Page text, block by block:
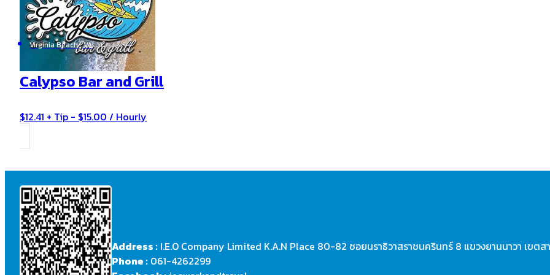
Virginia Beach , VA
Calypso Bar and Grill
$12.41 + Tip - $15.00 / Hourly
Address : I.E.O Company Limited K.A.N Place 80-82 ซอยนราธิวาสราชนครินทร์ 8 แขวงยานนาวา เขตส
Phone : 061-4262299